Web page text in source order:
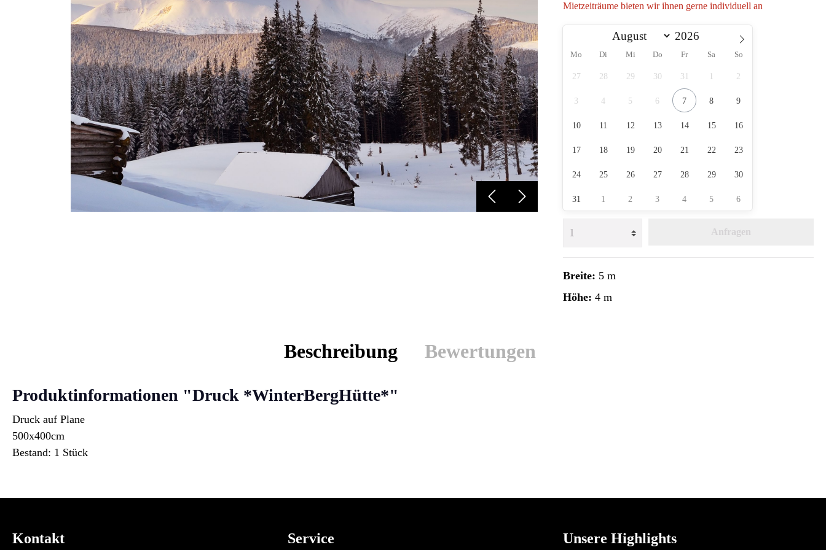
Mietzeiträume bieten wir ihnen gerne individuell an
Mo Di Mi Do Fr Sa So
27 28 29 30 31 2
3 4 5 6 7 8 9
10 11 12 13 14 15 16
17 18 19 20 21 22 23
24 25 26 27 28 29 30
31 1 2 3 4 5 6
Anfragen
Breite: 5 m
Höhe: 4 m
Beschreibung Bewertungen
Produktinformationen "Druck *WinterBergHütte*"
Druck auf Plane
500x400cm
Bestand: 1 Stück
Unsere Highlights
Kontakt Service